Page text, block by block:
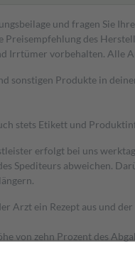
und fragen Sie
des
Irrtümer vorbehalten. Alle
sonstigen Produkte in
stets Etikett und
erfolgt bei uns
Spediteurs abweichen.
Arzt ein Rezept aus und
von zehn Prozent des